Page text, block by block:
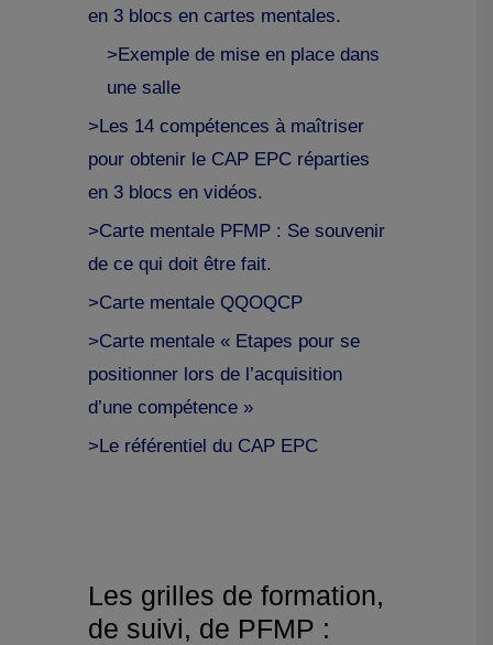
en 3 blocs en cartes mentales.
>Exemple de mise en place dans
une salle
>Les 14 compétences à maîtriser
pour obtenir le CAP EPC réparties
en 3 blocs en vidéos.
>Carte mentale PFMP : Se souvenir
de ce qui doit être fait.
>Carte mentale QQOQCP
>Carte mentale « Etapes pour se
positionner lors de l’acquisition
d’une compétence »
>Le référentiel du CAP EPC
Les grilles de formation,
de suivi, de PFMP :